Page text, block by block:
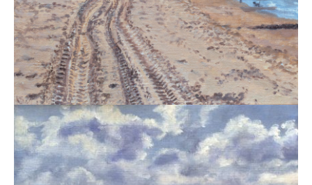
portretten
portretten van Lenie
overige portretten
interieur
stadsgezichten
exposities